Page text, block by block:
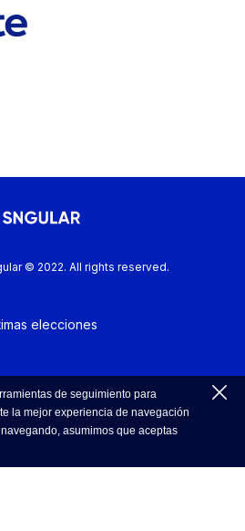
© 2022. All rights reserved.
elecciones
de Cookies
de seguimiento para
la mejor experiencia de navegación
asumimos que aceptas